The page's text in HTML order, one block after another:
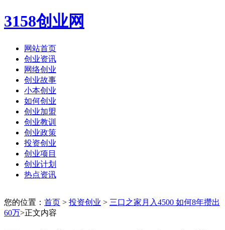
3158创业网
网站首页
创业资讯
网络创业
创业故事
小本创业
如何创业
创业加盟
创业教训
创业政策
投资创业
创业项目
创业计划
热点资讯
您的位置： 首页 > 投资创业 > 三口之家月入4500 如何8年攒出
60万>正文内容